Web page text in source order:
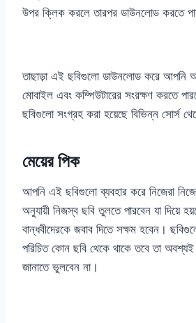
উপর ক্লিক করলে তারপর ডাউনলোড করতে
তাছাড়া এই ছবিগুলো ডাউনলোড করে
মোবাইল এবং কম্পিউটারের সংরক্ষণ করতে
ছবিগুলো সংগ্রহ করা হয়েছে বিভিন্ন সোর্স
মেয়ের পিক
আপনি এই ছবিগুলো ব্যবহার করে নিজেরা
অনুযায়ী নিজস্ব ছবি তুলতে পারবেন যা দিয়ে
বান্ধবীদেরকে জবাব দিতে সক্ষম হবেন।
পরিচিত কোন ছবি থেকে থাকে তবে তা
জানাতে ভুলবেন না।